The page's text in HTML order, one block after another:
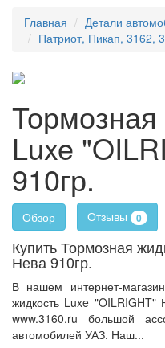
Главная
Детали
Патриот, Пикап, 3162,
Тормозная
Luxe
910гр.
Обзор Отзывы 0
Купить Тормозная
Нева 910гр.
В нашем интернет-
жидкость Luxe "OILRIGHT"
www.3160.ru большой
автомобилей УАЗ. Наш...